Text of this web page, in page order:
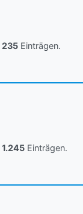
235 Einträgen.
1.245 Einträgen.